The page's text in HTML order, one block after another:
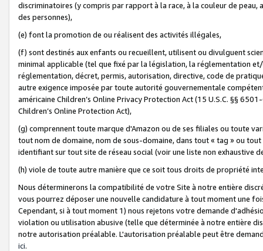
discriminatoires (y compris par rapport à la race, à la couleur de
des personnes),
(e) font la promotion de ou réalisent des activités illégales,
(f) sont destinés aux enfants ou recueillent, utilisent ou divulguent
minimal applicable (tel que fixé par la législation, la réglementation
réglementation, décret, permis, autorisation, directive, code de
autre exigence imposée par toute autorité gouvernementale
américaine Children’s Online Privacy Protection Act (15 U.S.C. §§
Children’s Online Protection Act),
(g) comprennent toute marque d'Amazon ou de ses filiales ou toute
tout nom de domaine, nom de sous-domaine, dans tout « tag » ou
identifiant sur tout site de réseau social (voir une liste non exhaustive
(h) viole de toute autre manière que ce soit tous droits de propriété
Nous déterminerons la compatibilité de votre Site à notre entière
vous pourrez déposer une nouvelle candidature à tout moment une
Cependant, si à tout moment 1) nous rejetons votre demande
violation ou utilisation abusive (telle que déterminée à notre entière
notre autorisation préalable. L'autorisation préalable peut être
ici.